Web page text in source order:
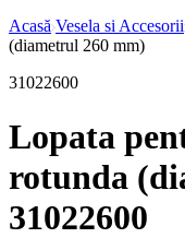
Acasă Vesela si Accesorii
(diametrul 260 mm)
31022600
Lopata
rotunda
31022600